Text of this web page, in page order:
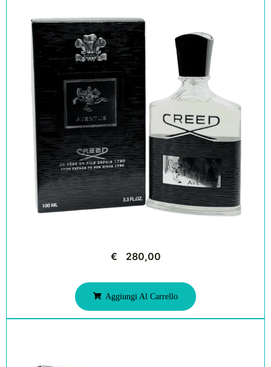
€ 280,00
Aggiungi Al Carrello